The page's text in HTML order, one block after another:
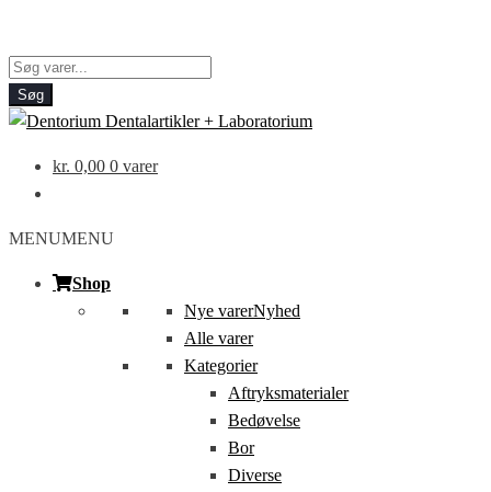
Products
search
Søg
kr. 0,00 0 varer
MENUMENU
Shop
Nye varerNyhed
Alle varer
Kategorier
Aftryksmaterialer
Bedøvelse
Bor
Diverse